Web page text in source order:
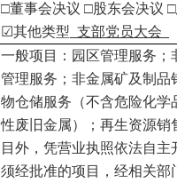
□董事会决议 □股东会决议 □
☑其他类型 支部党员大会
一般项目：园区管理服务
管理服务；非金属矿及制
物仓储服务（不含危险化
性废旧金属）；再生资源
目外，凭营业执照依法自
须经批准的项目，经相关